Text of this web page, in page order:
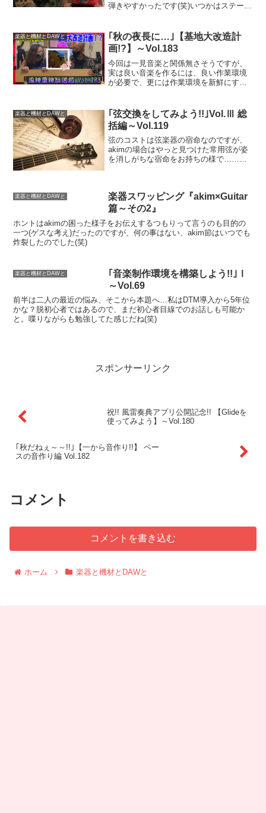
弾きやすかったです(笑)いつかはステージ
楽器と機材とDAWと
｢秋の夜長に…｣【基地大改造計
画!?】～Vol.183
今回は一見音楽と関係無さそうですが、
実は良い音楽を作るには、良い作業環境
が必要で、更には作業環境を新鮮にする
で、akimから色々な要望を承りまして、
後日施工となります。乞うご期待!!
楽器と機材とDAWと
｢弦交換をしてみよう!!｣Vol.Ⅲ 総
括編～Vol.119
弦のコストは弦楽器の宿命なのですが、
akimの場合はやっと見つけた常用弦が姿
を消しがちな宿命をお持ちの様で……そ
楽器と機材とDAWと
楽器スワッピング『akim×Guitar
篇～その2』
ホントはakimの困った様子をお伝えするつもりって言うのも目的の
一つ(ゲスな考え)だったのですが、何の事はない、akim節はいつでも
炸裂したのでした(笑)
楽器と機材とDAWと
｢音楽制作環境を構築しよう!!｣Ⅰ
～Vol.69
前半は二人の最近の悩み、そこから本題へ…私はDTM導入から5年位
かな？脱初心者ではあるので、まだ初心者目線でのお話しも可能か
と。喋りながらも勉強してた感じだね(笑)
スポンサーリンク
祝!! 風雷奏典アプリ公開記念!! 【Glideを
使ってみよう】～Vol.180
｢秋だねぇ～～!!｣【一から音作り!!】 ベー
スの音作り編 Vol.182
コメント
コメントを書き込む
ホーム 楽器と機材とDAWと